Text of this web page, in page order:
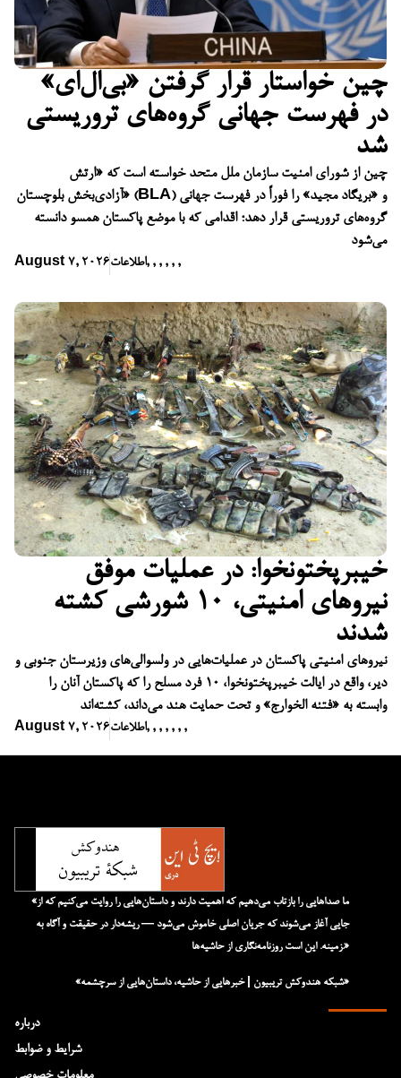
چین خواستار قرار گرفتن «بی‌ال‌ای»
در فهرست جهانی گروه‌های تروریستی
شد
چین از شورای امنیت سازمان ملل متحد خواسته است که «ارتش
آزادی‌بخش بلوچستان» (BLA) و «بریگاد مجید» را فوراً در فهرست جهانی
گروه‌های تروریستی قرار دهد؛ اقدامی که با موضع پاکستان همسو دانسته
می‌شود
August 7, 2026اطلاعات, , , , , ,
خیبرپختونخوا: در عملیات موفق
نیروهای امنیتی، ۱۰ شورشی کشته
شدند
نیروهای امنیتی پاکستان در عملیات‌هایی در ولسوالی‌های وزیرستان جنوبی و
دیر، واقع در ایالت خیبرپختونخوا، ۱۰ فرد مسلح را که پاکستان آنان را
وابسته به «فتنه الخوارج» و تحت حمایت هند می‌داند، کشته‌اند
August 7, 2026اطلاعات, , , , , , ,
درباره
شرایط و ضوابط
«ما صداهایی را بازتاب می‌دهیم که اهمیت دارند و داستان‌هایی را روایت می‌کنیم که از
جایی آغاز می‌شوند که جریان اصلی خاموش می‌شود — ریشه‌دار در حقیقت و آگاه به
زمینه. این است روزنامه‌نگاری از حاشیه‌ها.»
«شبکه هند‌و‌کش تریبیون | خبرهایی از حاشیه، داستان‌هایی از سرچشمه»